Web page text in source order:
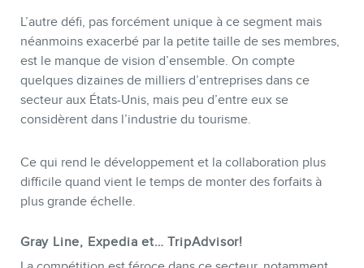
L’autre défi, pas forcément unique à ce segment mais
néanmoins exacerbé par la petite taille de ses membres,
est le manque de vision d’ensemble. On compte
quelques dizaines de milliers d’entreprises dans ce
secteur aux États-Unis, mais peu d’entre eux se
considèrent dans l’industrie du tourisme.
Ce qui rend le développement et la collaboration plus
difficile quand vient le temps de monter des forfaits à
plus grande échelle.
Gray Line, Expedia et… TripAdvisor!